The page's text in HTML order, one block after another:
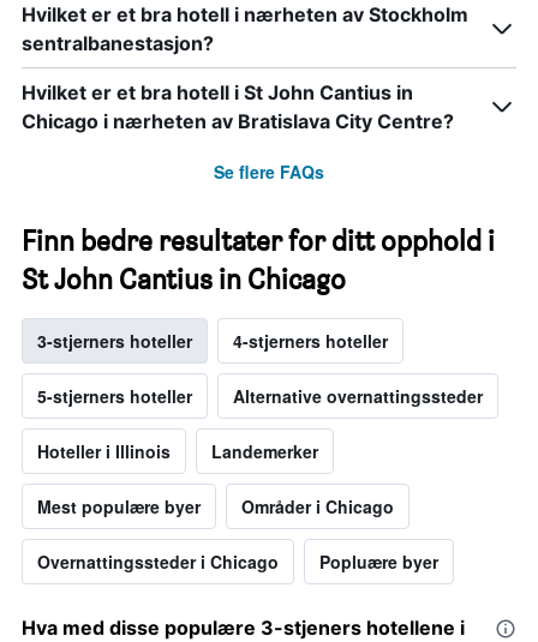
Hvilket er et bra hotell i nærheten av Stockholm
sentralbanestasjon?
Hvilket er et bra hotell i St John Cantius in
Chicago i nærheten av Bratislava City Centre?
Se flere FAQs
Finn bedre resultater for ditt opphold i
St John Cantius in Chicago
3-stjerners hoteller 4-stjerners hoteller
5-stjerners hoteller Alternative overnattingssteder
Hoteller i Illinois Landemerker
Mest populære byer Områder i Chicago
Overnattingssteder i Chicago Popluære byer
Hva med disse populære 3-stjeners hotellene i